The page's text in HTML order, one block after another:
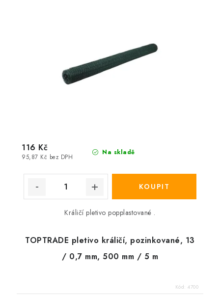
Na skladě
95,87 Kč bez DPH
116 Kč
Králičí pletivo popplastované .
TOPTRADE pletivo králičí, pozinkované, 13
/ 0,7 mm, 500 mm / 5 m
Kód: 4700